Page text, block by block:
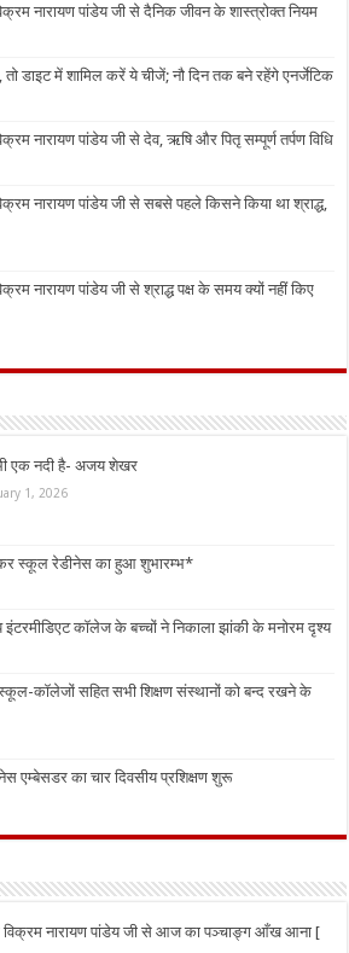
नारायण पांडेय जी से दैनिक जीवन के शास्त्रोक्त नियम
तो डाइट में शामिल करें ये चीजें; नौ दिन तक बने रहेंगे एनर्जेटिक
नारायण पांडेय जी से देव, ऋषि और पितृ सम्पूर्ण तर्पण विधि
नारायण पांडेय जी से सबसे पहले किसने किया था श्राद्ध,
नारायण पांडेय जी से श्राद्ध पक्ष के समय क्यों नहीं किए
एक नदी है- अजय शेखर
1, 2026
स्कूल रेडीनेस का हुआ शुभारम्भ*
इंटरमीडिएट कॉलेज के बच्चों ने निकाला झांकी के मनोरम दृश्य
कॉलेजों सहित सभी शिक्षण संस्थानों को बन्द रखने के
एम्बेसडर का चार दिवसीय प्रशिक्षण शुरू
विक्रम नारायण पांडेय जी से आज का पञ्चाङ्ग आँख आना [